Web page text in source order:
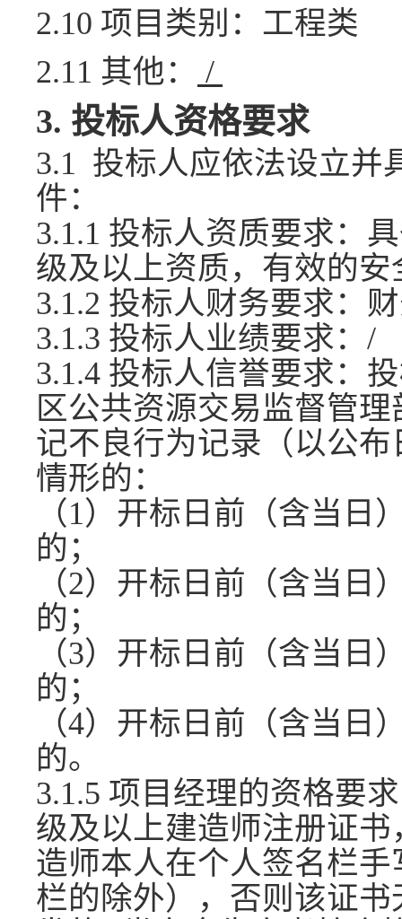
2.10 项目类别： 工程类
2.11 其他：
/
3. 投标人资格要求
3.1 投标人应依法设立并
件：
3.1.1 投标人资质要求：
级及以上资质，有效的
3.1.2 投标人财务要求：
3.1.3 投标人业绩要求：/
3.1.4 投标人信誉要求：
区公共资源交易监督管
记不良行为记录（以公
情形的：
（1）开标日前（含当日
的；
（2）开标日前（含当日
的；
（3）开标日前（含当日
的；
（4）开标日前（含当日
的。
3.1.5 项目经理的资格要
级及以上建造师注册证
造师本人在个人签名栏
栏的除外），否则该证